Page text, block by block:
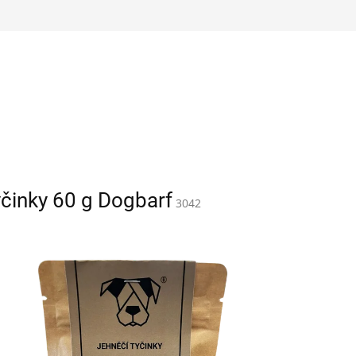
60 g Dogbarf 3042